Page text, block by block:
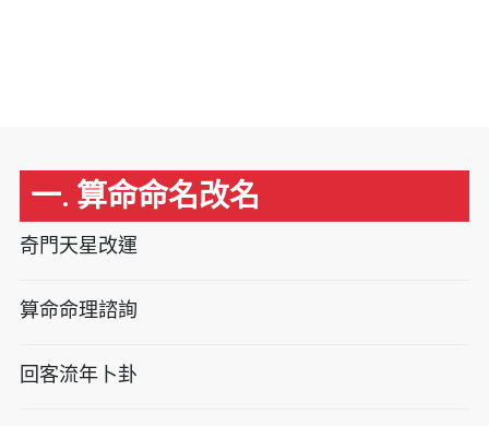
一. 算命命名改名
奇門天星改運
算命命理諮詢
回客流年卜卦